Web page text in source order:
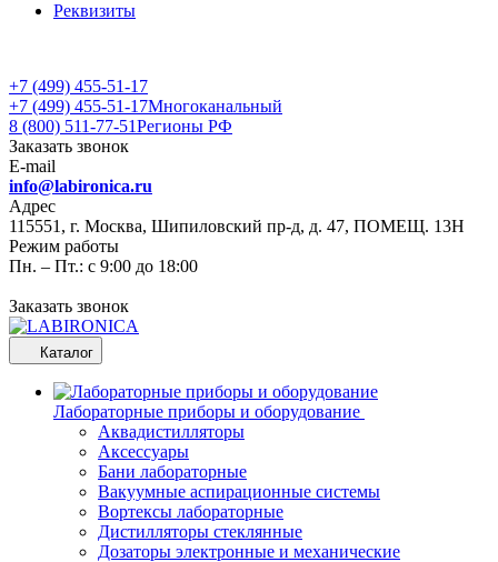
Реквизиты
+7 (499) 455-51-17
+7 (499) 455-51-17Многоканальный
8 (800) 511-77-51Регионы РФ
Заказать звонок
E-mail
info@labironica.ru
Адрес
115551, г. Москва, Шипиловский пр-д, д. 47, ПОМЕЩ. 13Н
Режим работы
Пн. – Пт.: с 9:00 до 18:00
Заказать звонок
Каталог
Лабораторные приборы и оборудование
Аквадистилляторы
Аксессуары
Бани лабораторные
Вакуумные аспирационные системы
Вортексы лабораторные
Дистилляторы стеклянные
Дозаторы электронные и механические